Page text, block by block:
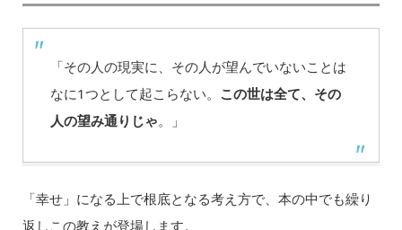
「その人の現実に、その人が望んでいないことは
なに1つとして起こらない。 この世は全て、その
人の望み通りじゃ。」
「幸せ」になる上で根底となる考え方で、本の中でも繰り
返しこの教えが登場します。